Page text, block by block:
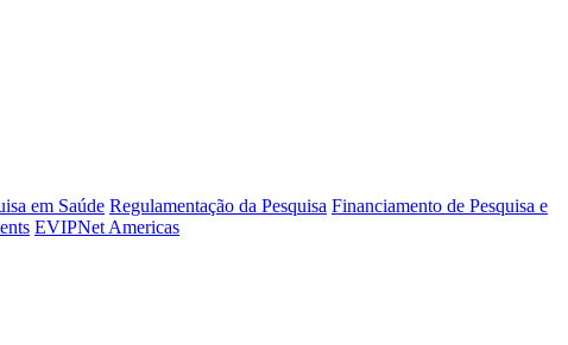
em Saúde Regulamentação da Pesquisa Financiamento de Pesquisa e
EVIPNet Americas